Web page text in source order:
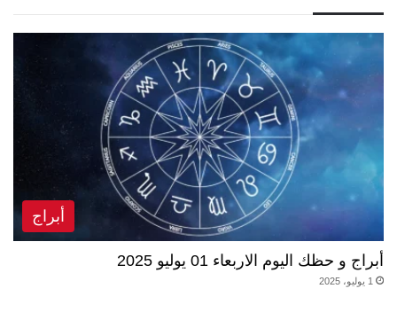
أبراج
أبراج و حظك اليوم الاربعاء 01 يوليو 2025
1 يوليو، 2025